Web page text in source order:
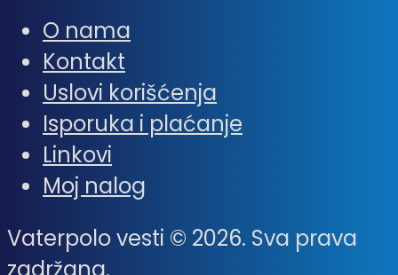
O nama
Kontakt
Uslovi korišćenja
Isporuka i plaćanje
Linkovi
Moj nalog
Vaterpolo vesti © 2026. Sva prava